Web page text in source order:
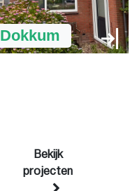
Dokkum
Bekijk
projecten